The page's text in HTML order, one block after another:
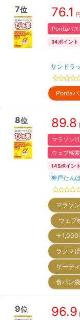
7位 76.1
Pontaパス
34ポイント
サンドラ
Ponta
8位 89.8
マラソン
ウェブ検
145ポイント
神戸たん
マラソ
ウェブ
＋
ラクマ
サーテ
食パン
9位 96.9